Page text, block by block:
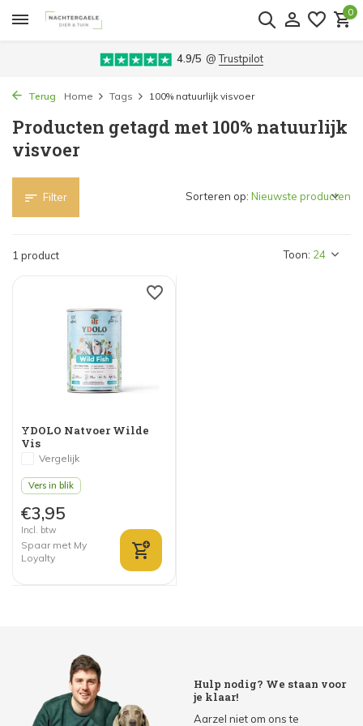
0
4.9/5 @Trustpilot
Terug Home Tags 100% natuurlijk visvoer
Producten getagd met 100% natuurlijk
visvoer
Filter
1 product Toon:
Sorteren op:
YDOLO Natvoer Wilde
Vis
Vergelijk
Vers in blik
€3,95
Incl. btw
Spaar met My
Loyalty
Hulp nodig? We staan voor
je klaar!
Aarzel niet om ons te